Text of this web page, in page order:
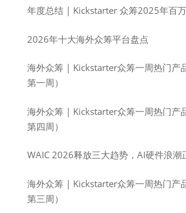
年度总结 | Kickstarter 众筹2025年百
2026年十大海外众筹平台盘点
海外众筹 | Kickstarter众筹一周热门产
第一周）
海外众筹 | Kickstarter众筹一周热门产
第四周）
WAIC 2026释放三大趋势，AI硬件浪潮
海外众筹 | Kickstarter众筹一周热门产
第三周）